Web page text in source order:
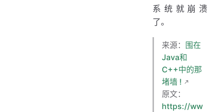
系统就崩溃
了。
来源： 围在
Java和
C++中的那
堵墙 !
原文：
https://ww